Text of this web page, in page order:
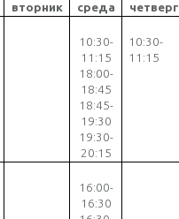
вторник среда четверг
10:30-
11:15
18:00-
18:45
18:45-
19:30
19:30-
20:15
10:30-
11:15
16:00-
16:30